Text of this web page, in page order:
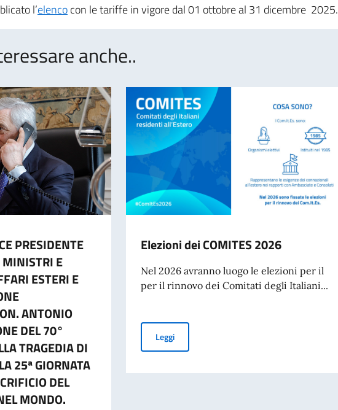
l’elencocon le tariffe in vigore dal 01 ottobre al 31 dicembre 2025.
anche..
PRESIDENTE
MINISTRI E
ESTERI E
ANTONIO
DEL 70°
TRAGEDIA DI
25ª GIORNATA
DEL
MONDO.
Elezioni dei COMITES 2026
Nel 2026 avranno luogo le elezioni per il
per il rinnovo dei Comitati degli Italiani...
LeggiElezioni dei COMITES 2026